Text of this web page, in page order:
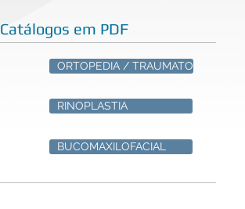
Catálogos em PDF
RINOPLASTIA
BUCOMAXILOFACIAL
ORTOPEDIA / TRAUMATO